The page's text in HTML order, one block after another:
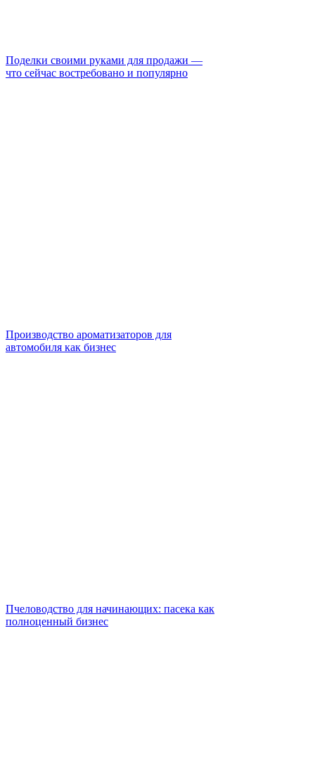
Поделки своими руками для продажи —
что сейчас востребовано и популярно
Производство ароматизаторов для
автомобиля как бизнес
Пчеловодство для начинающих: пасека как
полноценный бизнес